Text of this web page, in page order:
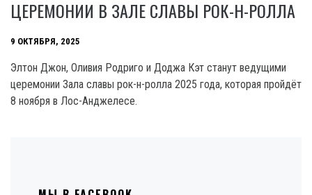
ЦЕРЕМОНИИ В ЗАЛЕ СЛАВЫ РОК-Н-РОЛЛА
9 ОКТЯБРЯ, 2025
Элтон Джон, Оливия Родриго и Доджа Кэт станут ведущими
церемонии Зала славы рок-н-ролла 2025 года, которая пройдёт
8 ноября в Лос-Анджелесе.